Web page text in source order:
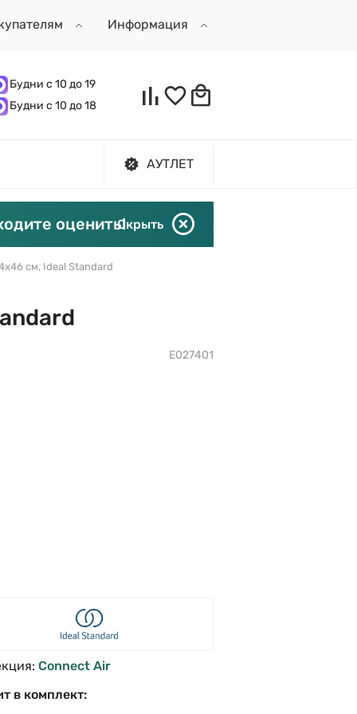
Информация
Будни с 10 до 19
Будни с 10 до 18
АУТЛЕТ
оценить!Скрыть
см, Ideal Standard
E027401
Connect Air
в комплект: